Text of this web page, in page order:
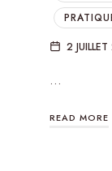
2
…
READ MORE